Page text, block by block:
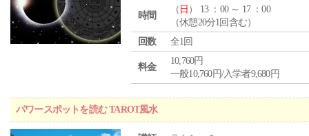
時間
（ 日 ） 13 ：00 ～ 17 ：00
（休憩20分1回含む）
回数
全1回
料金
10,760円
一般10,760円/入学者9,680円
パワースポットを読む TAROT風水